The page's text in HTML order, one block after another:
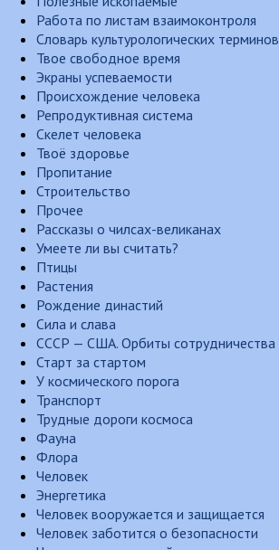
Работа по листам взаимоконтроля
Словарь культурологических терминов
Твое свободное время
Экраны успеваемости
Происхождение человека
Репродуктивная система
Скелет человека
Твоё здоровье
Пропитание
Строительство
Прочее
Рассказы о чилсах-великанах
Умеете ли вы считать?
Птицы
Растения
Рождение династий
Сила и слава
СССР — США. Орбиты сотрудничества
Старт за стартом
У космического порога
Транспорт
Трудные дороги космоса
Фауна
Флора
Человек
Энергетика
Человек вооружается и защищается
Человек заботится о безопасности